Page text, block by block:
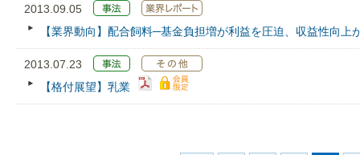
2013.09.05
【業界動向】配合飼料─基金負担増が利益を圧迫、収益性向上
2013.07.23
【格付展望】乳業